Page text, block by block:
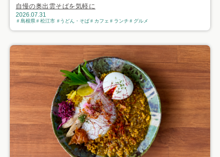
自慢の奥出雲そばを気軽に
2026.07.31
島根県 松江市 うどん・そば カフェ ランチ グルメ